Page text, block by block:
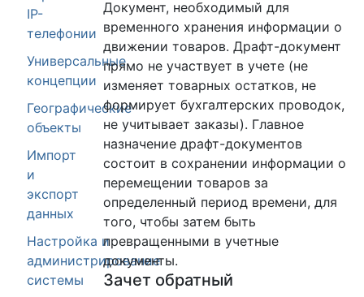
IP-
телефонии
Универсальные
концепции
Географические
объекты
Импорт
и
экспорт
данных
Настройка и
администрирование
системы
Документ, необходимый для
временного хранения информации о
движении товаров. Драфт-документ
прямо не участвует в учете (не
изменяет товарных остатков, не
формирует бухгалтерских проводок,
не учитывает заказы). Главное
назначение драфт-документов
состоит в сохранении информации о
перемещении товаров за
определенный период времени, для
того, чтобы затем быть
превращенными в учетные
документы.
Зачет обратный